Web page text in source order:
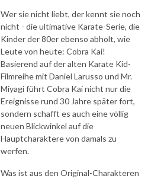
Wer sie nicht liebt, der kennt sie noch
nicht - die ultimative Karate-Serie, die
Kinder der 80er ebenso abholt, wie
Leute von heute: Cobra Kai!
Basierend auf der alten Karate Kid-
Filmreihe mit Daniel Larusso und Mr.
Miyagi führt Cobra Kai nicht nur die
Ereignisse rund 30 Jahre später fort,
sondern schafft es auch eine völlig
neuen Blickwinkel auf die
Hauptcharaktere von damals zu
werfen.
Was ist aus den Original-Charakteren